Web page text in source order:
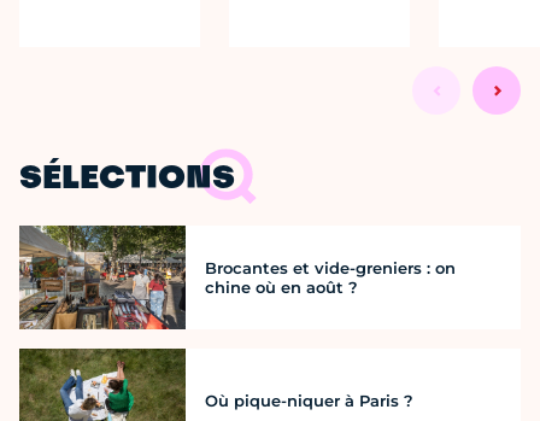
SÉLECTIONS
Brocantes et vide-greniers : on
chine où en août ?
Où pique-niquer à Paris ?